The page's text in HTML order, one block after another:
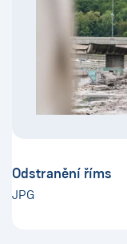
Odstranění říms
JPG